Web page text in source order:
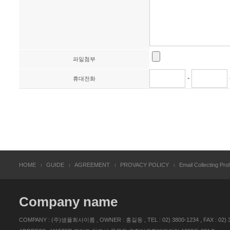
파일첨부
휴대전화 -
HOME GUIDE AGREEMENT PROVACY POLICY Email Collecting
Company name
COMPANY : (주)샘플회사이름 , OWNER : 홍길동 , TEL : 02) 3800-1234 , FAX : 02)